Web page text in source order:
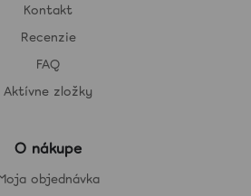
Kontakt
Recenzie
FAQ
Aktívne zložky
O nákupe
objednávka